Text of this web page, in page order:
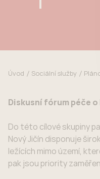
Úvod Sociální služby
Diskusní fórum péče
Do této cílové skupiny
Nový Jičín disponuje
ležících mimo území,
pak jsou priority